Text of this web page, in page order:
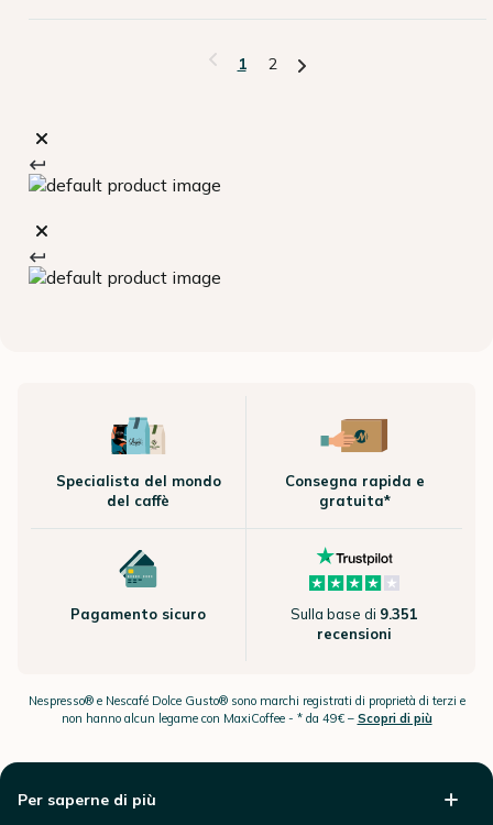
1 2
Specialista del mondo
del caffè
Consegna rapida e
gratuita*
Pagamento sicuro Sulla base di 9.351
recensioni
Nespresso® e Nescafé Dolce Gusto® sono marchi registrati di proprietà di terzi e
non hanno alcun legame con MaxiCoffee - * da 49€ – Scopri di più
Per saperne di più